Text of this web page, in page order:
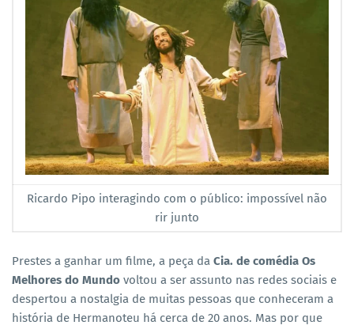
Ricardo Pipo interagindo com o público: impossível não
rir junto
Prestes a ganhar um filme, a peça da Cia. de comédia Os
Melhores do Mundo voltou a ser assunto nas redes sociais e
despertou a nostalgia de muitas pessoas que conheceram a
história de Hermanoteu há cerca de 20 anos. Mas por que